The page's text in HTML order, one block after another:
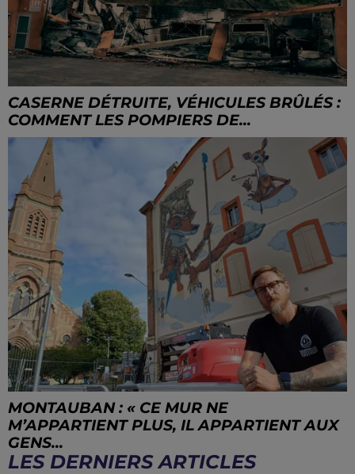
CASERNE DÉTRUITE, VÉHICULES BRÛLÉS :
COMMENT LES POMPIERS DE...
MONTAUBAN : « CE MUR NE
M’APPARTIENT PLUS, IL APPARTIENT AUX
GENS...
LES DERNIERS ARTICLES